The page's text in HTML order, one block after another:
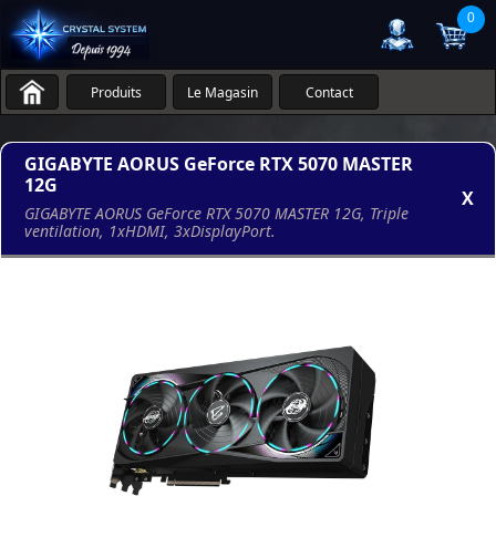
0
Produits Le Magasin Contact
GIGABYTE AORUS GeForce RTX 5070 MASTER
12G
GIGABYTE AORUS GeForce RTX 5070 MASTER 12G, Triple
ventilation, 1xHDMI, 3xDisplayPort.
X